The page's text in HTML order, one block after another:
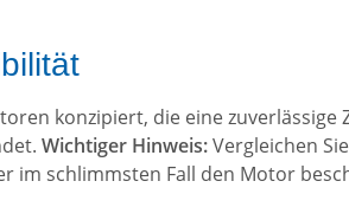
konzipiert, die eine
Wichtiger Hinweis:Vergleichen
im schlimmsten Fall den Motor